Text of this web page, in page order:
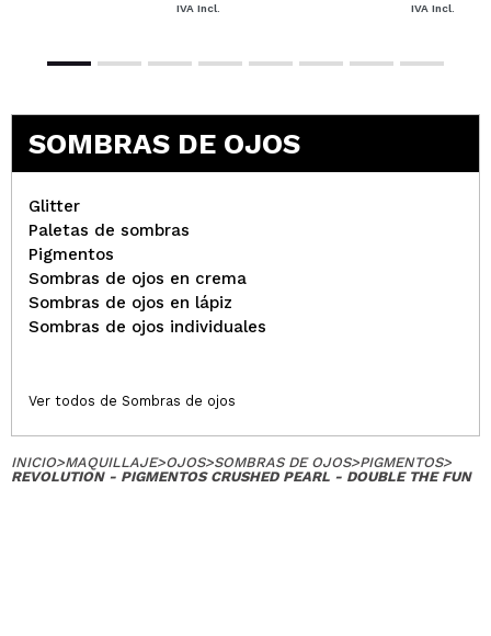
IVA Incl. IVA Incl.
SOMBRAS DE OJOS
Glitter
Paletas de sombras
Pigmentos
Sombras de ojos en crema
Sombras de ojos en lápiz
Sombras de ojos individuales
Ver todos de Sombras de ojos
INICIO>MAQUILLAJE>OJOS>SOMBRAS DE OJOS>PIGMENTOS>
REVOLUTION - PIGMENTOS CRUSHED PEARL - DOUBLE THE FUN